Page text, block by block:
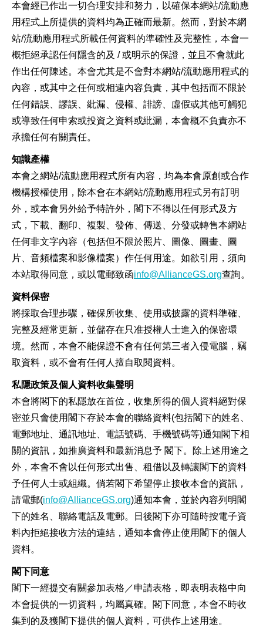
本會經已作出一切合理安排和努力，以確保本網站/流動應
用程式上所提供的資料均為正確而最新。然而，對於本網
站/流動應用程式所載任何資料的準確性及完整性，本會一
概拒絕承認任何隱含的及 / 或明示的保證，並且不會就此
作出任何陳述。本會尤其是不會對本網站/流動應用程式的
內容，或其中之任何或相連內容負責，其中包括而不限於
任何錯誤、謬誤、紕漏、侵權、誹謗、虛假或其他可觸犯
或導致任何申索或投資之資料或紕漏，本會概不負責亦不
承擔任何有關責任。
知識產權
本會之網站/流動應用程式所有內容，均為本會原創或合作
機構授權使用，除本會在本網站/流動應用程式另有訂明
外，或本會另外給予特許外，閣下不得以任何形式及方
式，下載、翻印、複製、發佈、傳送、分發或轉售本網站
任何非文字內容（包括但不限於照片、圖像、圖畫、圖
片、音頻檔案和影像檔案）作任何用途。如欲引用，須向
本站取得同意，或以電郵致函info@AllianceGS.org查詢。
資料保密
將採取合理步驟，確保所收集、使用或披露的資料準確、
完整及經常更新，並儲存在只准授權人士進入的保密環
境。然而，本會不能保證不會有任何第三者入侵電腦，竊
取資料，或不會有任何人擅自取閱資料。
私隱政策及個人資料收集聲明
本會將閣下的私隱放在首位，收集所得的個人資料絕對保
密並只會使用閣下存於本會的聯絡資料(包括閣下的姓名、
電郵地址、通訊地址、電話號碼、手機號碼等)通知閣下相
關的資訊，如推廣資料和最新消息予 閣下。除上述用途之
外，本會不會以任何形式出售、租借以及轉讓閣下的資料
予任何人士或組織。倘若閣下希望停止接收本會的資訊，
請電郵(info@AllianceGS.org)通知本會，並於內容列明閣
下的姓名、聯絡電話及電郵。日後閣下亦可隨時按電子資
料內拒絕接收方法的連結，通知本會停止使用閣下的個人
資料。
閣下同意
閣下一經提交有關參加表格／申請表格，即表明表格中向
本會提供的一切資料，均屬真確。閣下同意，本會不時收
集到的及獲閣下提供的個人資料，可供作上述用途。